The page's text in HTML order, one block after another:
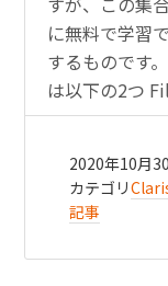
に無料で学習
するものです
は以下の2つ
2020年10月
カテゴリ
記事